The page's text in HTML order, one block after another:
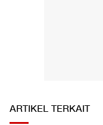
ARTIKEL TERKAIT